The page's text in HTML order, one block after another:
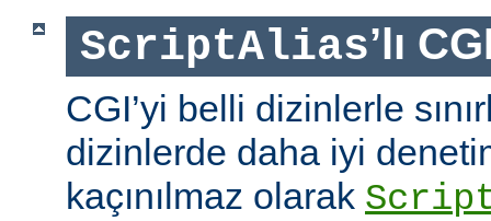
ScriptAlias’lı
CGI’yi belli dizinlerle
dizinlerde daha iyi
kaçınılmaz olarak